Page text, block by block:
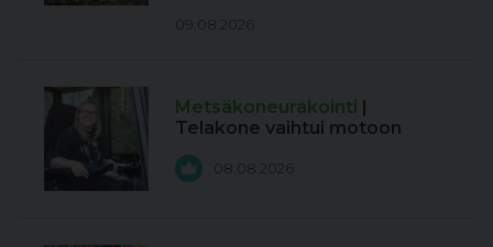
09.08.2026
Metsäkoneurakointi |
Telakone vaihtui motoon
08.08.2026